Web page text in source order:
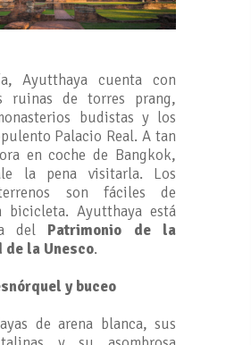
Ayutthaya cuenta con
ruinas de torres prang,
budistas y los
Palacio Real. A tan
en coche de Bangkok,
la pena visitarla. Los
son fáciles de
bicicleta. Ayutthaya está
del Patrimonio de la
de la Unesco.
y buceo
de arena blanca, sus